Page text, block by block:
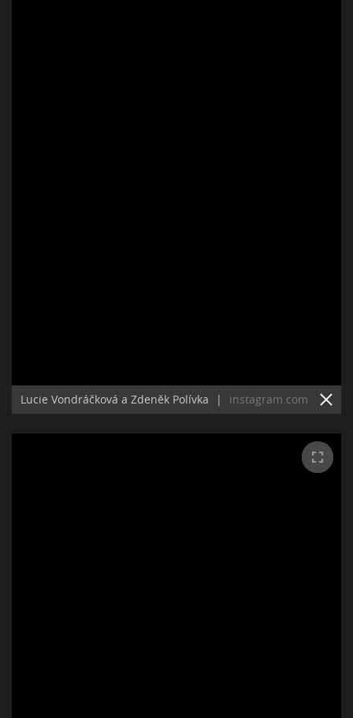
Lucie Vondráčková a Zdeněk Polívka | instagram.com